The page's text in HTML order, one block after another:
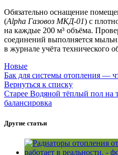
Обязательно оснащение
(Alpha Газовоз МКД-01) с
на каждые 200 м³ объёма.
соединений выполняется
в журнале учёта технического
Новые
Бак для системы отопления —
Вернуться к списку
Старее Водяной тёплый пол на
балансировка
Другие статьи